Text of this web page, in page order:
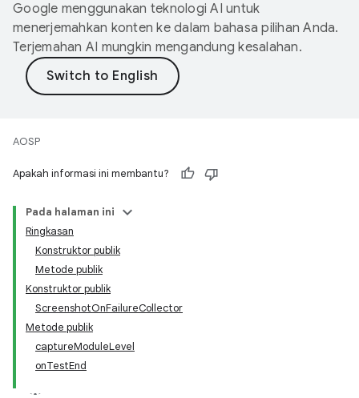
Google menggunakan teknologi AI untuk
menerjemahkan konten ke dalam bahasa pilihan Anda.
Terjemahan AI mungkin mengandung kesalahan.
AOSP
Apakah informasi ini membantu?
Pada halaman ini
Ringkasan
Konstruktor publik
Metode publik
Konstruktor publik
ScreenshotOnFailureCollector
Metode publik
captureModuleLevel
onTestEnd